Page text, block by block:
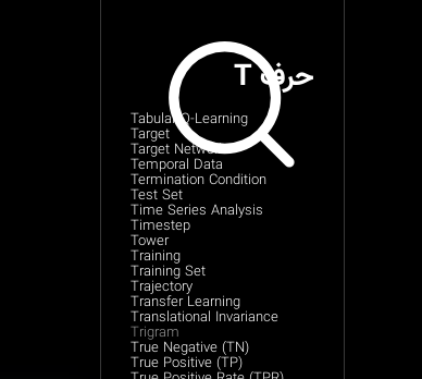
حرف T
Tabular Q-Learning
Target
Target Network
Temporal Data
Termination Condition
Test Set
Time Series Analysis
Timestep
Tower
Training
Training Set
Trajectory
Transfer Learning
Translational Invariance
Trigram
True Negative (TN)
True Positive (TP)